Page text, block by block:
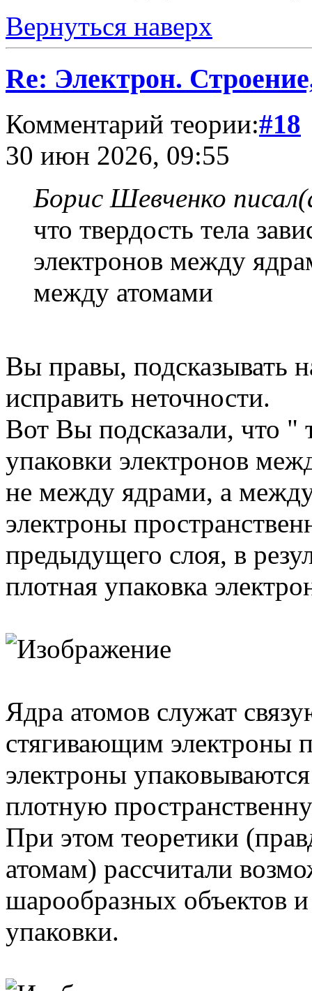
Вернуться наверх
Re: Электрон.
Комментарий теории:#18
30 июн 2026, 09:55
Борис Шевченко
что твердость тела
электронов между
между атомами
Вы правы, подсказывать
исправить неточности.
Вот Вы подсказали, что "
упаковки электронов
не между ядрами, а
электроны
предыдущего слоя, в
плотная упаковка
Ядра атомов служат
стягивающим электроны
электроны
плотную
При этом теоретики
атомам) рассчитали
шарообразных объектов
упаковки.